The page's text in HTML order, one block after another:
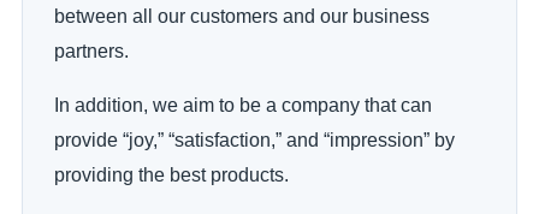
between all our customers and our business
partners.
In addition, we aim to be a company that can
provide “joy,” “satisfaction,” and “impression” by
providing the best products.